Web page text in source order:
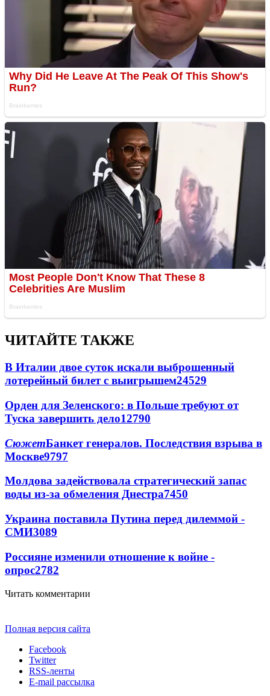
ЧИТАЙТЕ ТАКЖЕ
В Италии двое суток искали выброшенный
лотерейный билет с выигрышем24529
Орден для Зеленского: в Польше требуют от
Туска завершить дело12790
СюжетБанкет генералов. Последствия взрыва в
Москве9797
Молдова задействовала стратегический запас
воды из-за обмеления Днестра7450
Украина поставила Путина перед дилеммой -
СМИ3089
Россияне изменили отношение к войне -
опрос2782
Читать комментарии
Полная версия сайта
Facebook
Twitter
RSS-ленты
E-mail рассылка